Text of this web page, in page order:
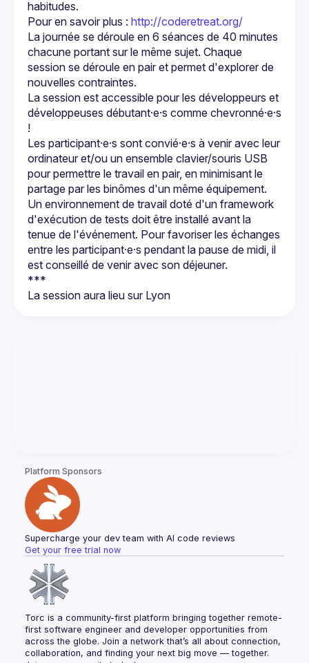
Pour en savoir plus : http://coderetreat.org/
La journée se déroule en 6 séances de 40 minutes
chacune portant sur le même sujet. Chaque
session se déroule en pair et permet d'explorer de
La session est accessible pour les développeurs et
développeuses débutant·e·s comme chevronné·e·s
Les participant·e·s sont convié·e·s à venir avec leur
ordinateur et/ou un ensemble clavier/souris USB
pour permettre le travail en pair, en minimisant le
Un environnement de travail doté d'un framework
d'exécution de tests doit être installé avant la
tenue de l'événement. Pour favoriser les échanges
entre les participant·e·s pendant la pause de midi, il
Platform Sponsors
Supercharge your dev team with AI code reviews
Get your free trial now
Torc is a community-first platform bringing together remote-
first software engineer and developer opportunities from
across the globe. Join a network that’s all about connection,
collaboration, and finding your next big move — together.